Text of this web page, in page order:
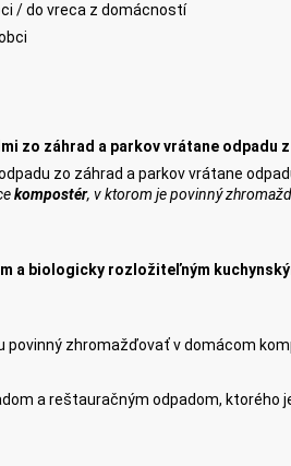
/ do vreca z domácností
zo záhrad a parkov vrátane odpadu
zo záhrad a parkov vrátane
kompostér, v ktoromje povinný
a biologicky rozložiteľným
povinný zhromažďovať v domácom
a reštauračným odpadom, ktorého